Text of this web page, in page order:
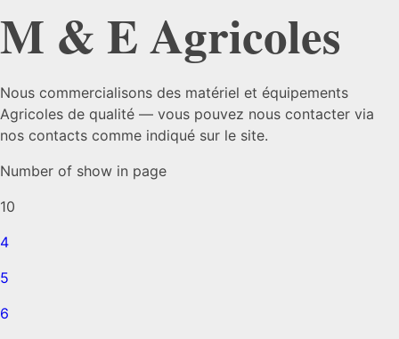
M & E Agricoles
Nous commercialisons des matériel et équipements
Agricoles de qualité — vous pouvez nous contacter via
nos contacts comme indiqué sur le site.
Number of show in page
10
4
5
6